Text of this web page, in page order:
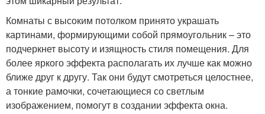
Комнаты с высоким потолком принято украшать
картинами, формирующими собой прямоугольник – это
подчеркнет высоту и изящность стиля помещения. Для
более яркого эффекта располагать их лучше как можно
ближе друг к другу. Так они будут смотреться целостнее,
а тонкие рамочки, сочетающиеся со светлым
изображением, помогут в создании эффекта окна.